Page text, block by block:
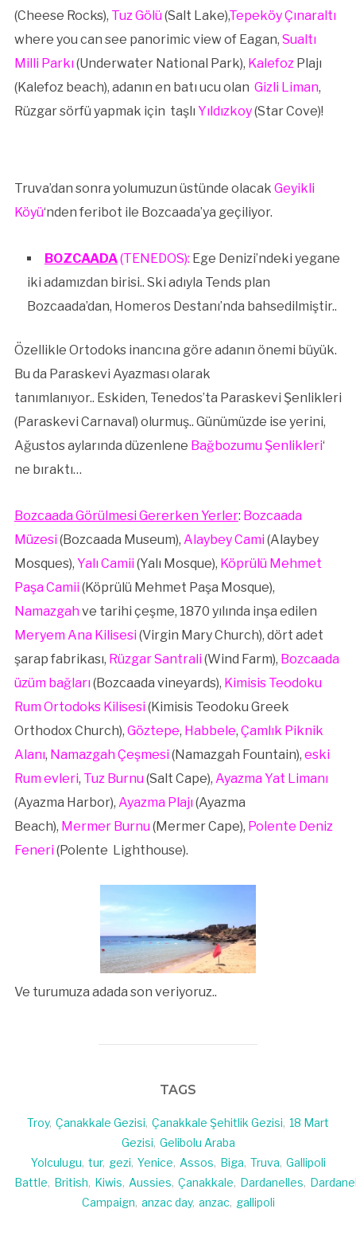
(Cheese Rocks), Tuz Gölü(Salt Lake),TepeköyÇınaraltı
where you can see panorimic view of Eagan, Sualtı
Milli Parkı(Underwater National Park), KalefozPlajı
(Kalefoz beach), adanın en batı ucu olan Gizli Liman,
Rüzgar sörfü yapmak için taşlı Yıldızkoy(Star Cove)!
Truva’dan sonra yolumuzun üstünde olacak Geyikli
Köyü‘nden feribot ile Bozcaada’ya geçiliyor.
BOZCAADA(TENEDOS): Ege Denizi’ndeki yegane
iki adamızdan birisi.. Ski adıyla Tends plan
Bozcaada’dan, Homeros Destanı’nda bahsedilmiştir..
Özellikle Ortodoks inancına göre adanın önemi büyük.
Bu da Paraskevi Ayazması olarak
tanımlanıyor.. Eskiden, Tenedos’ta Paraskevi Şenlikleri
(Paraskevi Carnaval) olurmuş.. Günümüzde ise yerini,
Ağustos aylarında düzenlene Bağbozumu Şenlikleri‘
ne bıraktı…
Bozcaada Görülmesi Gererken Yerler: Bozcaada
Müzesi(Bozcaada Museum), Alaybey Cami(Alaybey
Mosques), Yalı Camii(Yalı Mosque), Köprülü Mehmet
Paşa Camii(Köprülü Mehmet Paşa Mosque),
Namazgahve tarihi çeşme, 1870 yılında inşa edilen
Meryem Ana Kilisesi(Virgin Mary Church), dört adet
şarap fabrikası, Rüzgar Santrali(Wind Farm), Bozcaada
üzüm bağları(Bozcaada vineyards), Kimisis Teodoku
Rum Ortodoks Kilisesi(Kimisis Teodoku Greek
Orthodox Church), Göztepe, Habbele, Çamlık Piknik
Alanı, Namazgah Çeşmesi(Namazgah Fountain), eski
Rum evleri, Tuz Burnu(Salt Cape), Ayazma Yat Limanı
(Ayazma Harbor), Ayazma Plajı(Ayazma
Beach), Mermer Burnu(Mermer Cape), Polente Deniz
Feneri(Polente Lighthouse).
Ve turumuza adada son veriyoruz..
TAGS
Troy, Çanakkale Gezisi, Çanakkale Şehitlik Gezisi, 18 Mart
Gezisi, Gelibolu Araba
Yolculugu, tur, gezi, Yenice, Assos, Biga, Truva, Gallipoli
Battle, British, Kiwis, Aussies, Çanakkale, Dardanelles,
Campaign, anzac day, anzac, gallipoli